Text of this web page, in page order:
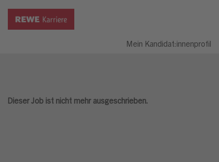
Mein Kandidat:innenprofil
Dieser Job ist nicht mehr ausgeschrieben.